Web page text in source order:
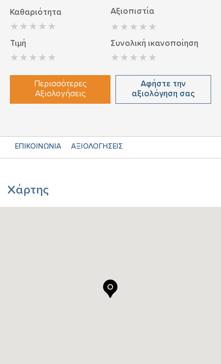
Καθαριότητα Αξιοπιστία
Τιμή Συνολική ικανοποίηση
Περισσότερες
Αξιολογήσεις
Αφήστε την
αξιολόγηση σας
ΕΠΙΚΟΙΝΩΝΙΑ ΑΞΙΟΛΟΓΗΣΕΙΣ
Χάρτης